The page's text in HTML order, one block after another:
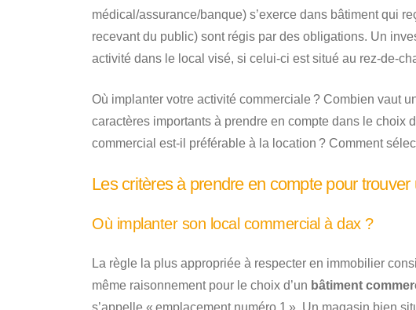
médical/assurance/banque) s’exerce dans bâtiment qui
recevant du public) sont régis par des obligations. Un
activité dans le local visé, si celui-ci est situé au rez-de-
Où implanter votre activité commerciale ? Combien vaut
caractères importants à prendre en compte dans le choix
commercial est-il préférable à la location ? Comment
Les critères à prendre en compte pour
Où implanter son local commercial à dax ?
La règle la plus appropriée à respecter en immobilier
même raisonnement pour le choix d’un bâtiment
s’appelle « emplacement numéro 1 ». Un magasin bien